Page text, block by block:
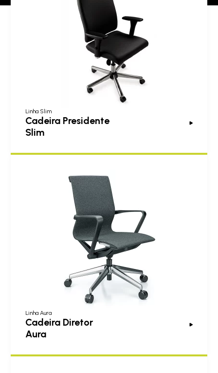
Linha Slim
Cadeira Presidente
Slim
Linha Aura
Cadeira Diretor
Aura